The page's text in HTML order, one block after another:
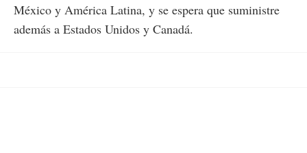
México y América Latina, y se espera que suministre
además a Estados Unidos y Canadá.